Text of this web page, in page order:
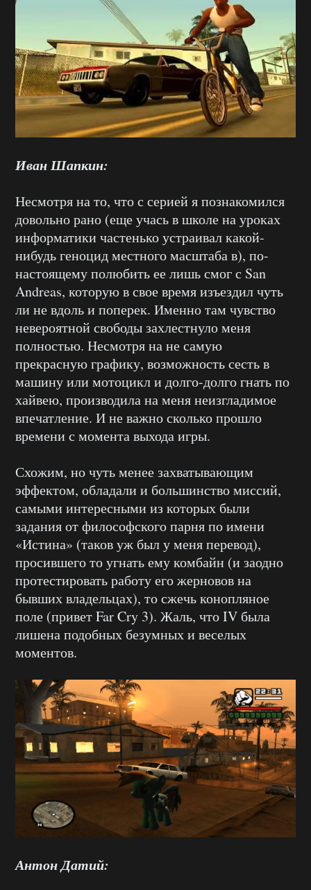
Иван Шапкин:
Несмотря на то, что с серией я познакомился
довольно рано (еще учась в школе на уроках
информатики частенько устраивал какой-
нибудь геноцид местного масштаба в), по-
настоящему полюбить ее лишь смог с San
Andreas, которую в свое время изъездил чуть
ли не вдоль и поперек. Именно там чувство
невероятной свободы захлестнуло меня
полностью. Несмотря на не самую
прекрасную графику, возможность сесть в
машину или мотоцикл и долго-долго гнать по
хайвею, производила на меня неизгладимое
впечатление. И не важно сколько прошло
времени с момента выхода игры.
Схожим, но чуть менее захватывающим
эффектом, обладали и большинство миссий,
самыми интересными из которых были
задания от философского парня по имени
«Истина» (таков уж был у меня перевод),
просившего то угнать ему комбайн (и заодно
протестировать работу его жерновов на
бывших владельцах), то сжечь конопляное
поле (привет Far Cry 3). Жаль, что IV была
лишена подобных безумных и веселых
моментов.
Антон Датий: